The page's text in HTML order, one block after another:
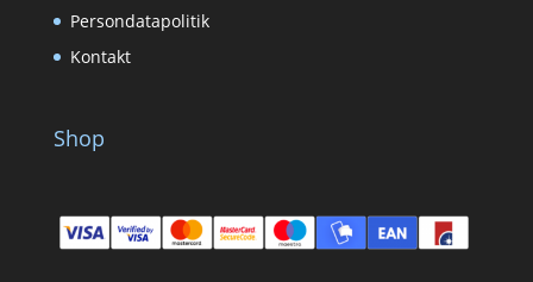
Persondatapolitik
Kontakt
Shop